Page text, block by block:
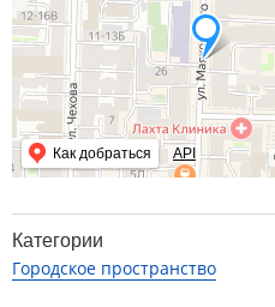
Как добраться API
Категории
Городское пространство